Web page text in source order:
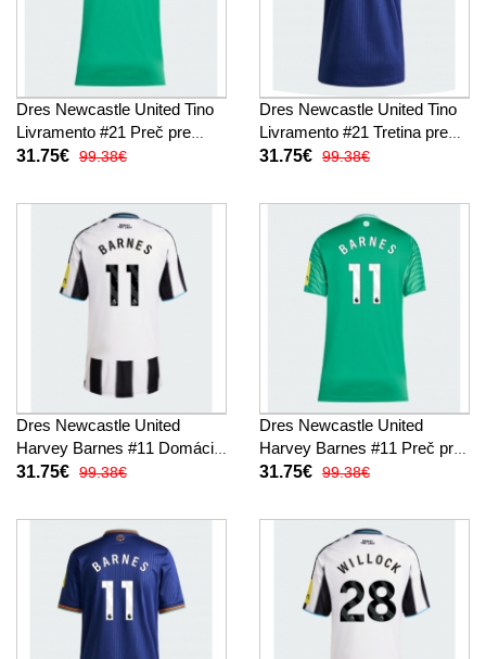
Dres Newcastle United Tino
Livramento #21 Preč pre
Ženy 2025-26 Krátky Rukáv
31.75€ 99.38€
Dres Newcastle United Tino
Livramento #21 Tretina pre
Ženy 2025-26 Krátky Rukáv
31.75€ 99.38€
Dres Newcastle United
Harvey Barnes #11 Domáci
pre Ženy 2025-26 Krátky
31.75€ 99.38€
Dres Newcastle United
Harvey Barnes #11 Preč pre
Ženy 2025-26 Krátky Rukáv
31.75€ 99.38€